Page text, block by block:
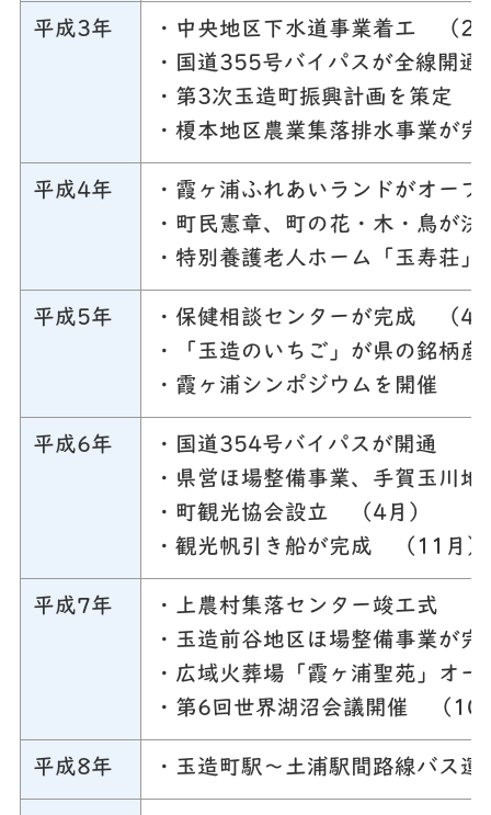
平成3年
・中央地区下水道事業着工 （2
・国道355号バイパスが全線開
・第3次玉造町振興計画を策定
・榎本地区農業集落排水事業が
平成4年
・霞ヶ浦ふれあいランドがオー
・町民憲章、町の花・木・鳥が
・特別養護老人ホーム「玉寿荘
平成5年
・保健相談センターが完成 （4
・「玉造のいちご」が県の銘柄
・霞ヶ浦シンポジウムを開催 （
平成6年
・国道354号バイパスが開通 （
・県営ほ場整備事業、手賀玉川
・町観光協会設立 （4月）
・観光帆引き船が完成 （11月）
平成7年
・上農村集落センター竣工式 （
・玉造前谷地区ほ場整備事業が
・広域火葬場「霞ヶ浦聖苑」オ
・第6回世界湖沼会議開催 （10
平成8年 ・玉造町駅～土浦駅間路線バス